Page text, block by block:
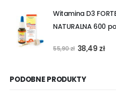
wynosiła:
23,90 zł.21,90
Witamina D3
NATURALNA 600
55,90zł Pierwotna
55,90 zł.
38,49 zł
PODOBNE PRODUKTY